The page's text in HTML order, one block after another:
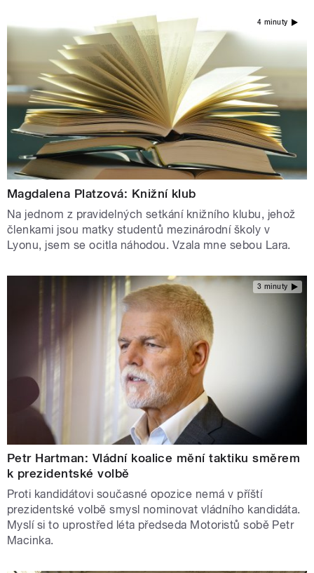
4 minuty
Magdalena Platzová: Knižní klub
Na jednom z pravidelných setkání knižního klubu, jehož
členkami jsou matky studentů mezinárodní školy v
Lyonu, jsem se ocitla náhodou. Vzala mne sebou Lara.
3 minuty
Petr Hartman: Vládní koalice mění taktiku směrem
k prezidentské volbě
Proti kandidátovi současné opozice nemá v příští
prezidentské volbě smysl nominovat vládního kandidáta.
Myslí si to uprostřed léta předseda Motoristů sobě Petr
Macinka.